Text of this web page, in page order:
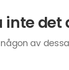
inte det
av